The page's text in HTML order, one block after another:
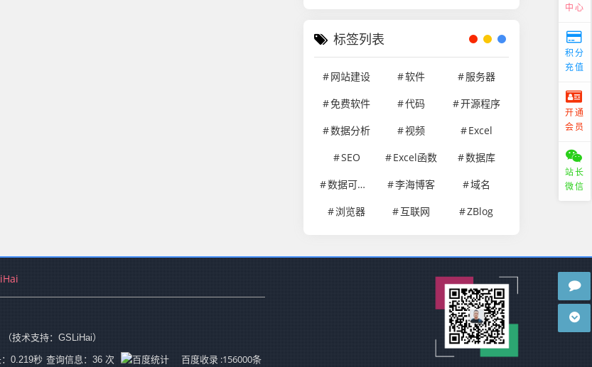
标签列表
网站建设 软件
服务器
免费软件
代码
开源程序
数据分析
视频
Excel
SEO
Excel函数
数据库
数据可视化
李海博客
域名
浏览器
互联网 ZBlog
（技术支持：GSLiHai）
0.219秒 查询信息：36 次 百度收录 :156000条
中心
积分
充值
开通
会员
站长
微信